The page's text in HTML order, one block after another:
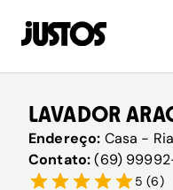
LAVADOR
Endereço: Casa -
Contato:(69)
5 (6)